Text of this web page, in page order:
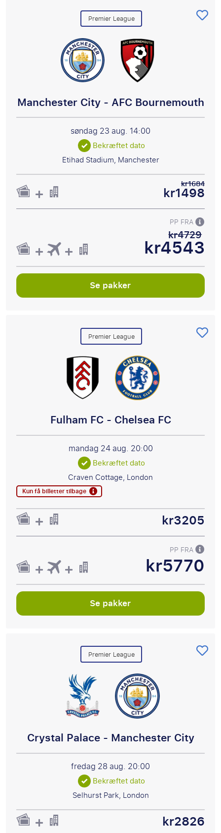
Premier League
Manchester City - AFC Bournemouth
søndag 23 aug. 14:00
Bekræftet dato
Etihad Stadium, Manchester
kr1684
kr1498
PP FRA
kr4729
kr4543
Se pakker
Premier League
Fulham FC - Chelsea FC
mandag 24 aug. 20:00
Bekræftet dato
Craven Cottage, London
Kun få billetter tilbage
kr3205
PP FRA
kr5770
Se pakker
Premier League
Crystal Palace - Manchester City
fredag 28 aug. 20:00
Bekræftet dato
Selhurst Park, London
kr2826